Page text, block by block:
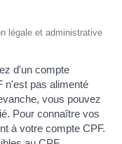
légale et administrative
d'un compte
n'est pas alimenté
vous pouvez
Pour connaître vos
à votre compte CPF.